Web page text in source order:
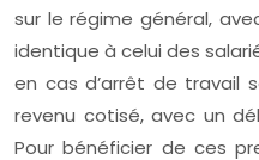
sur le régime général,
identique à celui des
en cas d’arrêt de travail
revenu cotisé, avec un
Pour bénéficier de ces